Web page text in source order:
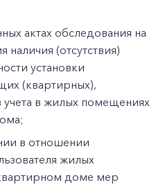
актах обследования на
наличия (отсутствия)
установки
(квартирных),
в жилых помещениях
в отношении
жилых
доме мер